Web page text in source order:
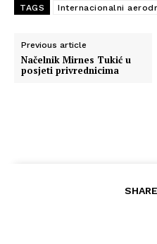
TAGS Internacionalni
Previous article
Načelnik Mirnes Tukić u
posjeti privrednicima